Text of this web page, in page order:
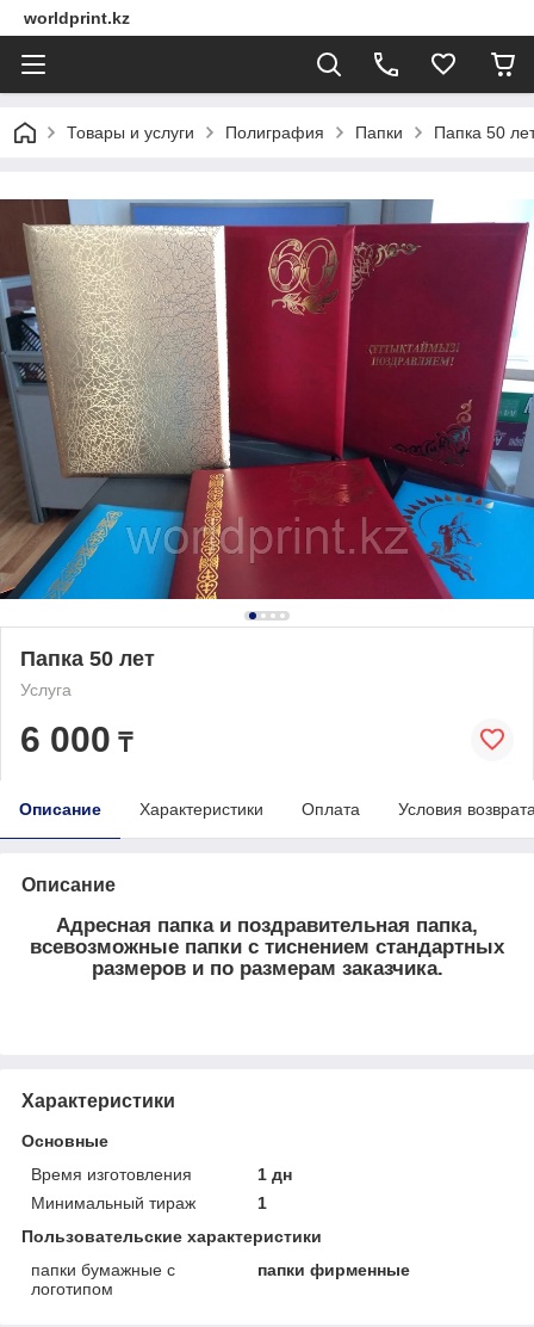
worldprint.kz
Товары и услуги Полиграфия Папки Папка 50
Папка 50 лет
Услуга
6 000 ₸
Описание Характеристики Оплата Условия
Описание
Адресная папка и поздравительная папка,
всевозможные папки с тиснением стандартных
размеров и по размерам заказчика.
Характеристики
Основные
Время изготовления
1 дн
Минимальный тираж
1
Пользовательские характеристики
папки бумажные с
логотипом
папки фирменные